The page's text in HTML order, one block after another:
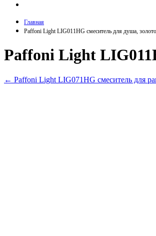
Главная
Paffoni Light LIG011HG смеситель для душа,
Paffoni Light
← Paffoni Light LIG071HG смеситель для